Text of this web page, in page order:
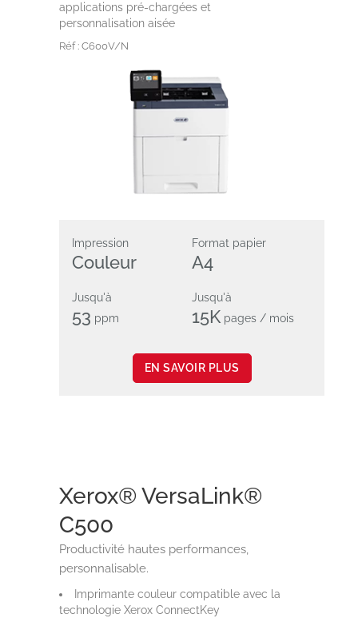
applications pré-chargées et
personnalisation aisée
Réf : C600V/N
Impression
Couleur
Format papier
A4
Jusqu'à
53 ppm
Jusqu'à
15K pages / mois
EN SAVOIR PLUS
Xerox® VersaLink®
C500
Productivité hautes performances,
personnalisable.
Imprimante couleur compatible avec la
technologie Xerox ConnectKey